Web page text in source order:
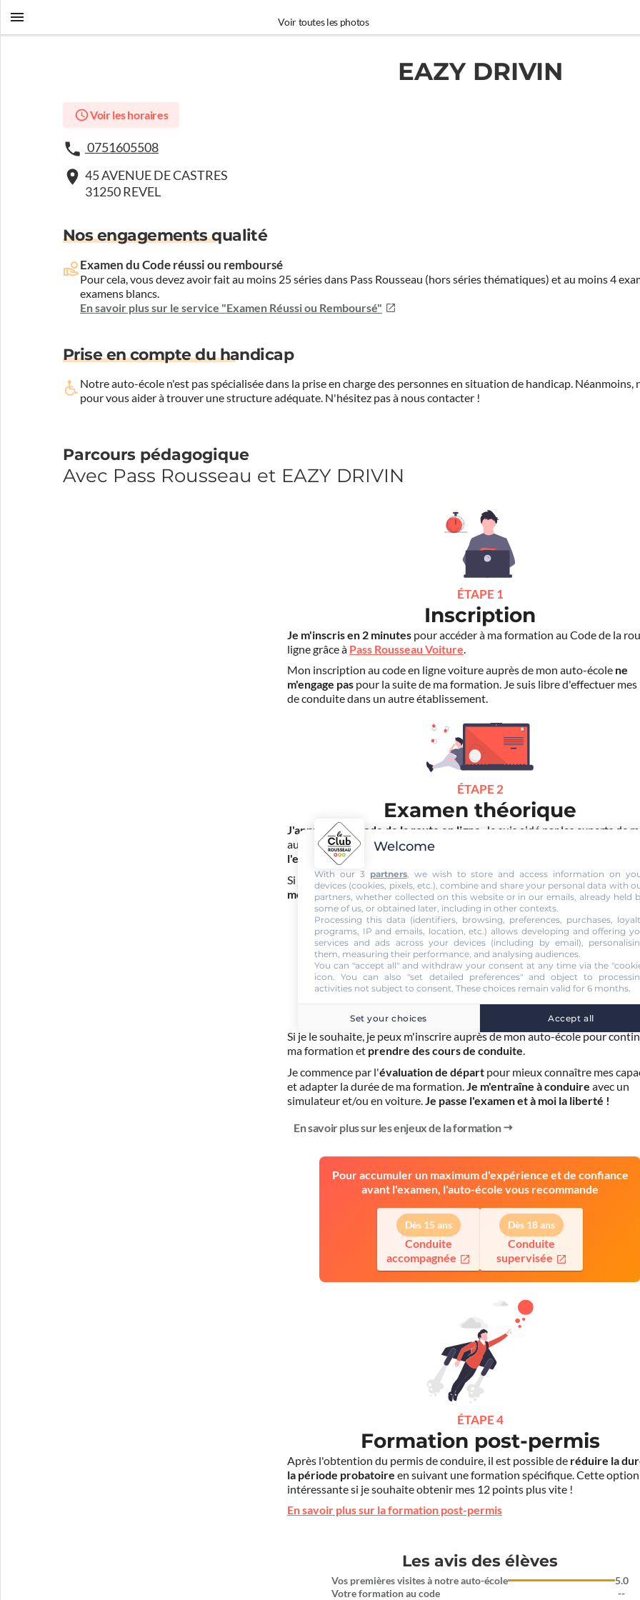
Voir toutes les photos
EAZY DRIVIN
Voir les horaires
0751605508
45 AVENUE DE CASTRES
31250 REVEL
Nos engagements qualité
Examen du Code réussi ou remboursé
Pour cela, vous devez avoir fait au moins 25 séries dans Pass Rousseau (hors séries thématiques) et au moins 4
examens blancs.
En savoir plus sur le service "Examen Réussi ou Remboursé"
Prise en compte du handicap
Notre auto-école n'est pas spécialisée dans la prise en charge des personnes en situation de handicap.
pour vous aider à trouver une structure adéquate. N'hésitez pas à nous contacter !
Parcours pédagogique
Avec Pass Rousseau et EAZY DRIVIN
ÉTAPE 1
Inscription
Je m'inscris en 2 minutes pour accéder à ma formation au Code de la
ligne grâce à Pass Rousseau Voiture.
Mon inscription au code en ligne voiture auprès de mon auto-école ne
m'engage pas pour la suite de ma formation. Je suis libre d'effectuer mes
de conduite dans un autre établissement.
ÉTAPE 2
Examen théorique
J'apprends le Code de la route en ligne
. Je suis aidé par les experts de
auto-école et aussi par Mister Codes, mon assistant de révision. Puis,
l'examen théorique général !
Si j'échoue au code, pas de panique ! Je peux bénéficier du
mes frais d'inscription(30€) grâce au service "Examen Réussi ou
ÉTAPE 3
Formation pratique
Si je le souhaite, je peux m'inscrire auprès de mon auto-école pour
ma formation et prendre des cours de conduite.
Je commence par l'évaluation de départ pour mieux connaître mes
et adapter la durée de ma formation.Je m'entraîne à conduire avec un
simulateur et/ou en voiture.Je passe l'examen et à moi la liberté !
En savoir plus sur les enjeux de la formation
Pour accumuler un maximum d'expérience et de confiance
avant l'examen, l'auto-école vous recommande
Dès 15 ans
Conduite
accompagnée
Dès 18 ans
Conduite
supervisée
ÉTAPE 4
Formation post-permis
Après l'obtention du permis de conduire, il est possible de réduire la
la période probatoire en suivant une formation spécifique. Cette
intéressante si je souhaite obtenir mes 12 points plus vite !
En savoir plus sur la formation post-permis
Les avis des élèves
Vos premières visites à notre auto-école
Votre formation au code
5.0
--
Welcome
With our 3 partners, we wish to store and access information on
devices (cookies, pixels, etc.), combine and share your personal data with
partners, whether collected on this website or in our emails, already held
some of us, or obtained later, including in other contexts.
Processing this data (identifiers, browsing, preferences, purchases,
programs, IP and emails, location, etc.) allows developing and offering
services and ads across your devices (including by email),
them, measuring their performance, and analysing audiences.
You can "accept all" and withdraw your consent at any time via the
icon. You can also "set detailed preferences" and object to
activities not subject to consent. These choices remain valid for 6 months.
Set your choices Accept all